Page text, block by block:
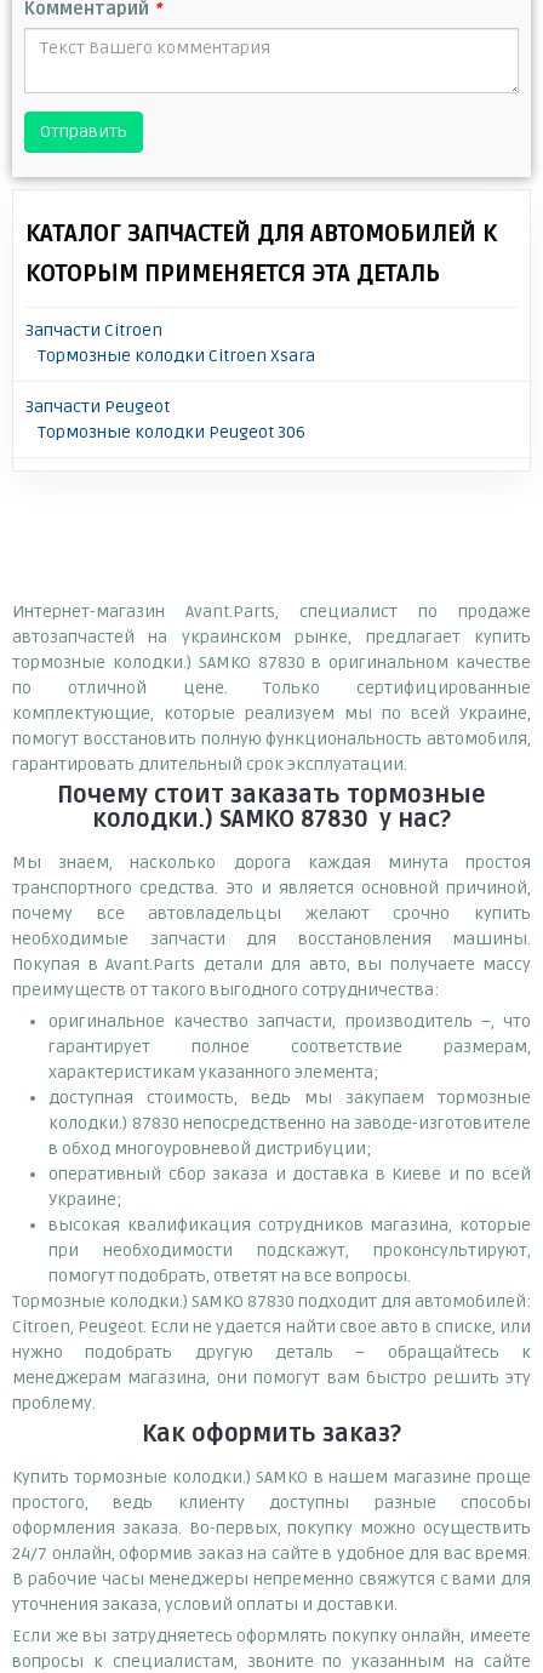
Комментарий *
Отправить
КАТАЛОГ ЗАПЧАСТЕЙ ДЛЯ АВТОМОБИЛЕЙ К
КОТОРЫМ ПРИМЕНЯЕТСЯ ЭТА ДЕТАЛЬ
Запчасти Citroen
Тормозные колодки Citroen Xsara
Запчасти Peugeot
Тормозные колодки Peugeot 306
Интернет-магазин Avant.Parts, специалист по продаже
автозапчастей на украинском рынке, предлагает купить
тормозные колодки.) SAMKO 87830 в оригинальном качестве
по отличной цене. Только сертифицированные
комплектующие, которые реализуем мы по всей Украине,
помогут восстановить полную функциональность автомобиля,
гарантировать длительный срок эксплуатации.
Почему стоит заказать тормозные
колодки.) SAMKO 87830 у нас?
Мы знаем, насколько дорога каждая минута простоя
транспортного средства. Это и является основной причиной,
почему все автовладельцы желают срочно купить
необходимые запчасти для восстановления машины.
Покупая в Avant.Parts детали для авто, вы получаете массу
преимуществ от такого выгодного сотрудничества:
оригинальное качество запчасти, производитель –, что
гарантирует полное соответствие размерам,
характеристикам указанного элемента;
доступная стоимость, ведь мы закупаем тормозные
колодки.) 87830 непосредственно на заводе-изготовителе
в обход многоуровневой дистрибуции;
оперативный сбор заказа и доставка в Киеве и по всей
Украине;
высокая квалификация сотрудников магазина, которые
при необходимости подскажут, проконсультируют,
помогут подобрать, ответят на все вопросы.
Тормозные колодки.) SAMKO 87830 подходит для автомобилей:
Citroen, Peugeot. Если не удается найти свое авто в списке, или
нужно подобрать другую деталь – обращайтесь к
менеджерам магазина, они помогут вам быстро решить эту
проблему.
Как оформить заказ?
Купить тормозные колодки.) SAMKO в нашем магазине проще
простого, ведь клиенту доступны разные способы
оформления заказа. Во-первых, покупку можно осуществить
24/7 онлайн, оформив заказ на сайте в удобное для вас время.
В рабочие часы менеджеры непременно свяжутся с вами для
уточнения заказа, условий оплаты и доставки.
Если же вы затрудняетесь оформлять покупку онлайн, имеете
вопросы к специалистам, звоните по указанным на сайте